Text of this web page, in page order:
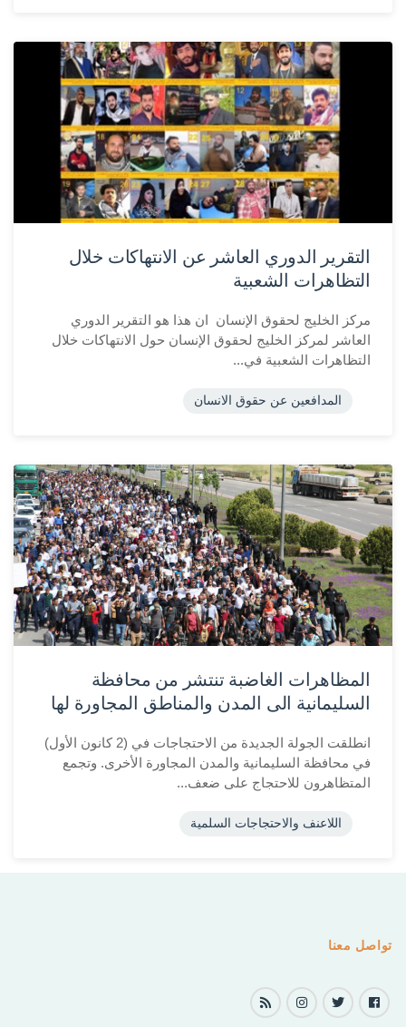
التقرير الدوري العاشر عن الانتهاكات خلال
التظاهرات الشعبية
مركز الخليج لحقوق الإنسان ان هذا هو التقرير الدوري
العاشر لمركز الخليج لحقوق الإنسان حول الانتهاكات خلال
التظاهرات الشعبية في...
المدافعين عن حقوق الانسان
المظاهرات الغاضبة تنتشر من محافظة
السليمانية الى المدن والمناطق المجاورة لها
انطلقت الجولة الجديدة من الاحتجاجات في (2 كانون الأول)
في محافظة السليمانية والمدن المجاورة الأخرى. وتجمع
المتظاهرون للاحتجاج على ضعف...
اللاعنف والاحتجاجات السلمية
تواصل معنا